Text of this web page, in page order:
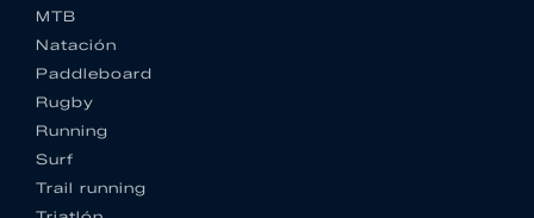
MTB
Natación
Paddleboard
Rugby
Running
Surf
Trail running